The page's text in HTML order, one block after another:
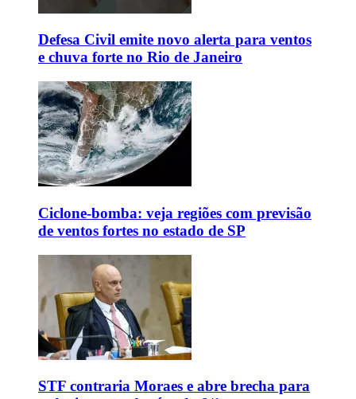
Defesa Civil emite novo alerta para ventos
e chuva forte no Rio de Janeiro
Ciclone-bomba: veja regiões com previsão
de ventos fortes no estado de SP
STF contraria Moraes e abre brecha para